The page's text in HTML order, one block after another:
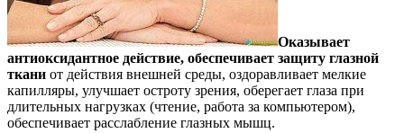
Оказывает
антиоксидантное действие, обеспечивает защиту глазной
ткани от действия внешней среды, оздоравливает мелкие
капилляры, улучшает остроту зрения, оберегает глаза при
длительных нагрузках (чтение, работа за компьютером),
обеспечивает расслабление глазных мышц.